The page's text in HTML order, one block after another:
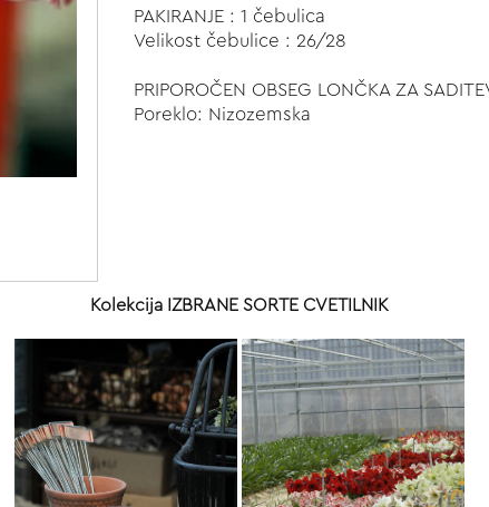
PAKIRANJE : 1 čebulica
Velikost čebulice : 26/28
PRIPOROČEN OBSEG LONČKA ZA
Poreklo: Nizozemska
Kolekcija IZBRANE SORTE CVETILNIK